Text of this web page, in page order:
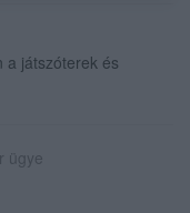
a játszóterek és
ügye